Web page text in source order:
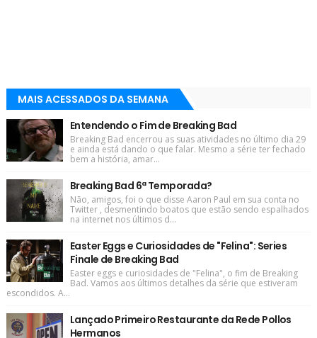
MAIS ACESSADOS DA SEMANA
Entendendo o Fim de Breaking Bad
Breaking Bad encerrou as suas atividades no último dia 29
e ainda está dando o que falar. Mesmo a série ter fechado
bem a história, amar...
Breaking Bad 6ª Temporada?
Não, amigos, foi o que disse Aaron Paul em sua conta no
Twitter , desmentindo boatos que estão sendo espalhados
na internet nos últimos d...
Easter Eggs e Curiosidades de "Felina": Series
Finale de Breaking Bad
Easter eggs e curiosidades de "Felina", o fim de Breaking
Bad. Vamos aos últimos detalhes da série que estiveram
escondidos. A...
Lançado Primeiro Restaurante da Rede Pollos
Hermanos